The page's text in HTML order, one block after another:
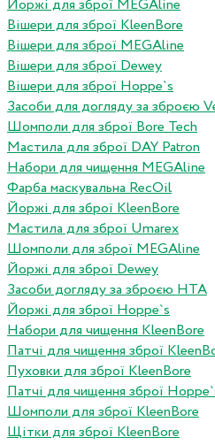
Йоржі для зброї MEGAline
Вішери для зброї KleenBore
Вішери для зброї MEGAline
Вішери для зброї Dewey
Вішери для зброї Hoppe`s
Засоби для догляду за зброєю
Шомполи для зброї Bore Tech
Мастила для зброї DAY Patron
Набори для чищення MEGAline
Фарба маскувальна RecOil
Йоржі для зброї KleenBore
Мастила для зброї Umarex
Шомполи для зброї MEGAline
Йоржі для зброї Dewey
Засоби догляду за зброєю HTA
Йоржі для зброї Hoppe`s
Набори для чищення KleenBore
Патчі для чищення зброї
Пуховки для зброї KleenBore
Патчі для чищення зброї
Шомполи для зброї KleenBore
Щітки для зброї KleenBore